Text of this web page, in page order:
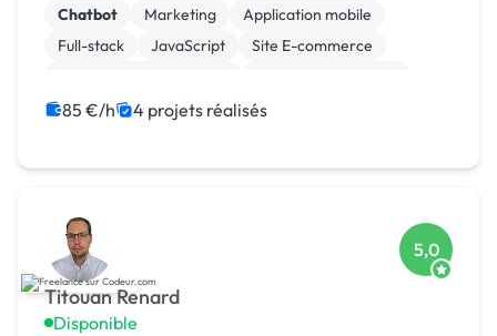
rapides.
Chatbot Marketing
Application mobile
Full-stack
JavaScript
Site E-commerce
SaaS
Site clé en main
85 €/h 4 projets réalisés
Titouan Renard
Disponible
5,0